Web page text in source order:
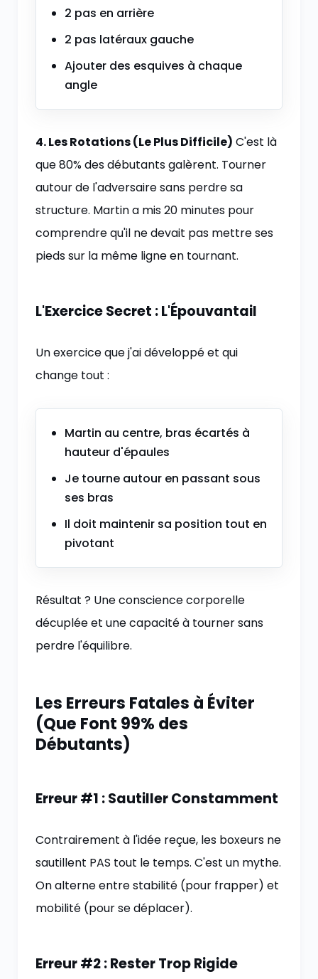
2 pas en arrière
2 pas latéraux gauche
Ajouter des esquives à chaque
angle
4. Les Rotations (Le Plus Difficile) C'est là
que 80% des débutants galèrent. Tourner
autour de l'adversaire sans perdre sa
structure. Martin a mis 20 minutes pour
comprendre qu'il ne devait pas mettre ses
pieds sur la même ligne en tournant.
L'Exercice Secret : L'Épouvantail
Un exercice que j'ai développé et qui
change tout :
Martin au centre, bras écartés à
hauteur d'épaules
Je tourne autour en passant sous
ses bras
Il doit maintenir sa position tout en
pivotant
Résultat ? Une conscience corporelle
décuplée et une capacité à tourner sans
perdre l'équilibre.
Les Erreurs Fatales à Éviter
(Que Font 99% des
Débutants)
Erreur #1 : Sautiller Constamment
Contrairement à l'idée reçue, les boxeurs ne
sautillent PAS tout le temps. C'est un mythe.
On alterne entre stabilité (pour frapper) et
mobilité (pour se déplacer).
Erreur #2 : Rester Trop Rigide